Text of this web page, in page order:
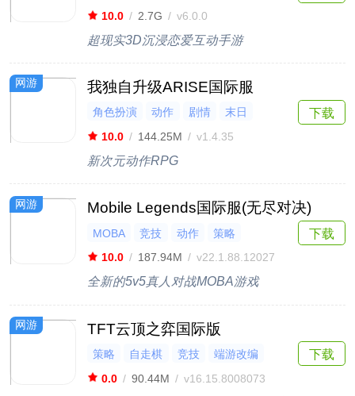
3D10.0 / 2.7G / v6.0.0
超现实3D沉浸恋爱互动手游
网游 我独自升级ARISE国际服
角色扮演 动作 剧情
末日
冒险10.0 / 144.25M / v1.4.35
新次元动作RPG
下载
网游 Mobile Legends国际服(无尽对决)
MOBA 竞技 动作
策略
多人联机
10.0 / 187.94M / v22.1.88.12027
全新的5v5真人对战MOBA游戏
下载
网游 TFT云顶之弈国际版
策略 自走棋 竞技
端游改编
多人联机
0.0 / 90.44M / v16.15.8008073
下载